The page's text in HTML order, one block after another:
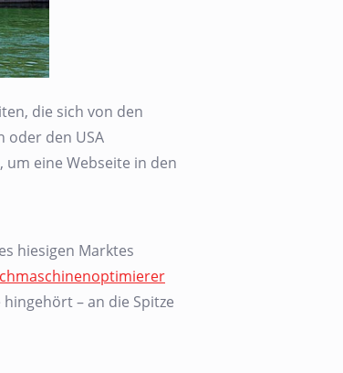
die sich von den
oder den USA
eine Webseite in den
hiesigen Marktes
– an die Spitze